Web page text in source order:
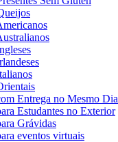
Entrega no Mesmo Dia
Estudantes no Exterior
Grávidas
eventos virtuais